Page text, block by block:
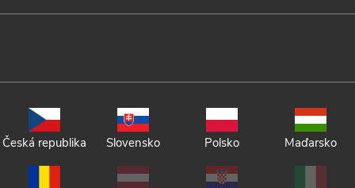
Česká republika Slovensko Polsko Maďarsko